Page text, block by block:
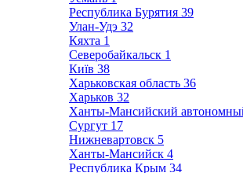
Республика Бурятия 39
Улан-Удэ 32
Кяхта 1
Северобайкальск 1
Київ 38
Харьковская область 36
Харьков 32
Ханты-Мансийский
Сургут 17
Нижневартовск 5
Ханты-Мансийск 4
Республика Крым 34